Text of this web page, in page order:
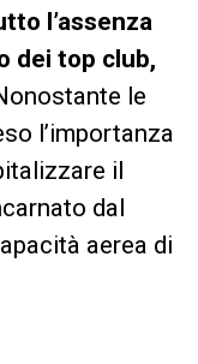
l’assenza
dei top club,
le
l’importanza
il
dal
aerea di